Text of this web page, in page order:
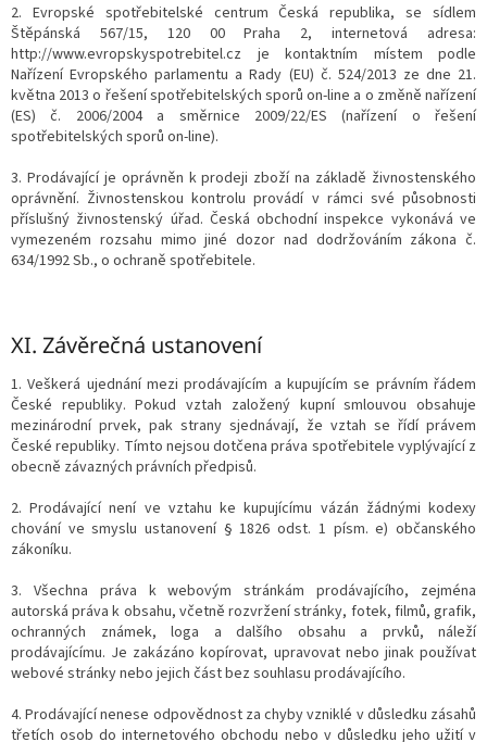
2. Evropské spotřebitelské centrum Česká republika, se sídlem
Štěpánská 567/15, 120 00 Praha 2, internetová adresa:
http://www.evropskyspotrebitel.cz je kontaktním místem podle
Nařízení Evropského parlamentu a Rady (EU) č. 524/2013 ze dne 21.
května 2013 o řešení spotřebitelských sporů on-line a o změně nařízení
(ES) č. 2006/2004 a směrnice 2009/22/ES (nařízení o řešení
spotřebitelských sporů on-line).
3. Prodávající je oprávněn k prodeji zboží na základě živnostenského
oprávnění. Živnostenskou kontrolu provádí v rámci své působnosti
příslušný živnostenský úřad. Česká obchodní inspekce vykonává ve
vymezeném rozsahu mimo jiné dozor nad dodržováním zákona č.
634/1992 Sb., o ochraně spotřebitele.
XI. Závěrečná ustanovení
1. Veškerá ujednání mezi prodávajícím a kupujícím se právním řádem
České republiky. Pokud vztah založený kupní smlouvou obsahuje
mezinárodní prvek, pak strany sjednávají, že vztah se řídí právem
České republiky. Tímto nejsou dotčena práva spotřebitele vyplývající z
obecně závazných právních předpisů.
2. Prodávající není ve vztahu ke kupujícímu vázán žádnými kodexy
chování ve smyslu ustanovení § 1826 odst. 1 písm. e) občanského
zákoníku.
3. Všechna práva k webovým stránkám prodávajícího, zejména
autorská práva k obsahu, včetně rozvržení stránky, fotek, filmů, grafik,
ochranných známek, loga a dalšího obsahu a prvků, náleží
prodávajícímu. Je zakázáno kopírovat, upravovat nebo jinak používat
webové stránky nebo jejich část bez souhlasu prodávajícího.
4. Prodávající nenese odpovědnost za chyby vzniklé v důsledku zásahů
třetích osob do internetového obchodu nebo v důsledku jeho užití v